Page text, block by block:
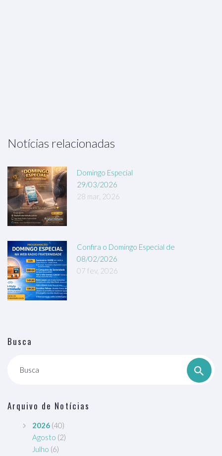
Notícias relacionadas
Domingo Especial
29/03/2026
28 mar, 2026
Confira o Domingo Especial de
08/02/2026
07 fev, 2026
Busca
Busca
Arquivo de Notícias
2026 (40)
Agosto (2)
Julho (6)